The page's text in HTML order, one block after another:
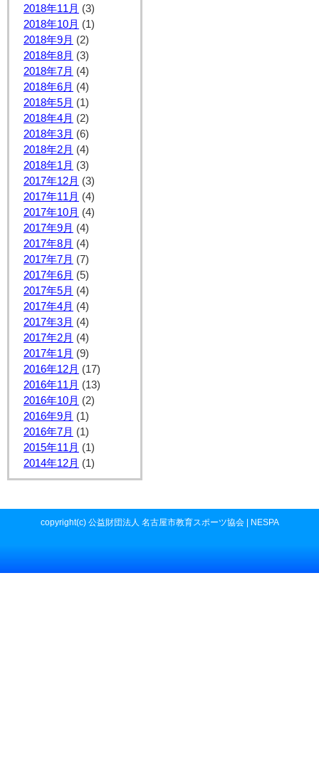
2018年11月 (3)
2018年10月 (1)
2018年9月 (2)
2018年8月 (3)
2018年7月 (4)
2018年6月 (4)
2018年5月 (1)
2018年4月 (2)
2018年3月 (6)
2018年2月 (4)
2018年1月 (3)
2017年12月 (3)
2017年11月 (4)
2017年10月 (4)
2017年9月 (4)
2017年8月 (4)
2017年7月 (7)
2017年6月 (5)
2017年5月 (4)
2017年4月 (4)
2017年3月 (4)
2017年2月 (4)
2017年1月 (9)
2016年12月 (17)
2016年11月 (13)
2016年10月 (2)
2016年9月 (1)
2016年7月 (1)
2015年11月 (1)
2014年12月 (1)
copyright(c) 公益財団法人 名古屋市教育スポーツ協会 | NESPA